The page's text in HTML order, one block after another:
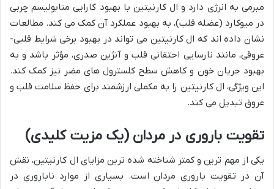
مبرمی به انرژی دارد و ال کارنیتین با بهبود کارایی متابولیسم چربی
در میوکارد (عضله قلب)، به بهبود عملکرد آن کمک می کند. مطالعات
نشان داده اند که ال کارنیتین می تواند در بهبود برخی شرایط قلبی-
عروقی، مانند نارسایی احتقانی قلب و آنژین صدری، مؤثر باشد و به
بهبود جریان خون و کاهش سطح کلسترول های مضر نیز کمک کند.
این ویژگی، ال کارنیتین را به مکملی ارزشمند برای حفظ سلامت قلب و
عروق تبدیل می کند.
تقویت باروری در مردان (یک مزیت کلیدی)
یکی از مهم ترین و کمتر شناخته شده ترین مزایای ال کارنیتین، نقش
آن در تقویت باروری مردان است. بسیاری از موارد ناباروری در